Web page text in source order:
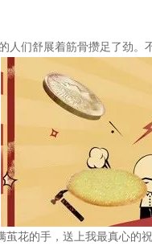
人们舒展着筋骨攒足了劲。
花的手，送上我最真心的